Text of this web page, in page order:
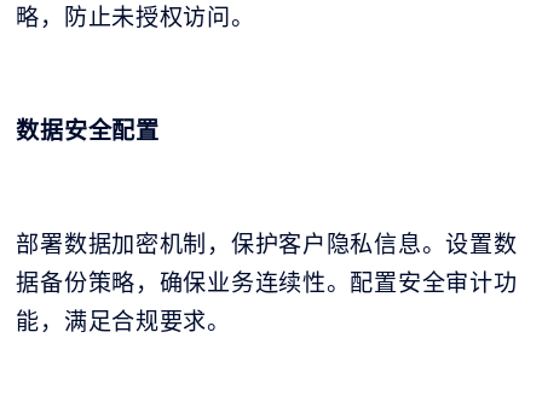
略，防止未授权访问。
数据安全配置
部署数据加密机制，保护客户隐私信息。设置数
据备份策略，确保业务连续性。配置安全审计功
能，满足合规要求。